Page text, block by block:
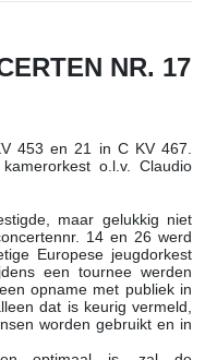
NR. 17
453 en 21 in C KV 467.
o.l.v. Claudio
maar gelukkig niet
14 en 26 werd
Europese jeugdorkest
een tournee werden
opname met publiek in
dat is keurig vermeld,
worden gebruikt en in